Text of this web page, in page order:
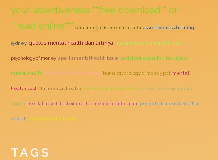
your assertiveness ""free download"" or
""read online""" cara mengatasi mental health assertiveness training
sydney quotes mental health dan artinya macam macam mental health
psychology of money apa itu mental health issue analytical exposition text about
mental health behavioral psychology buku psychology of money pdf mental
health test film mental health self mental health artinya artikel tentang mental
health mental health test online tes mental health unair penyebab mental health
adalah mental health itu apa
TAGS